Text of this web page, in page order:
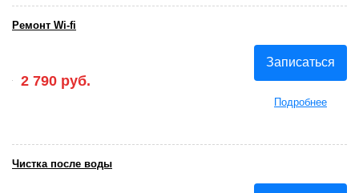
2 790 руб.
Записаться
Подробнее
Ремонт Wi-fi
Чистка после воды